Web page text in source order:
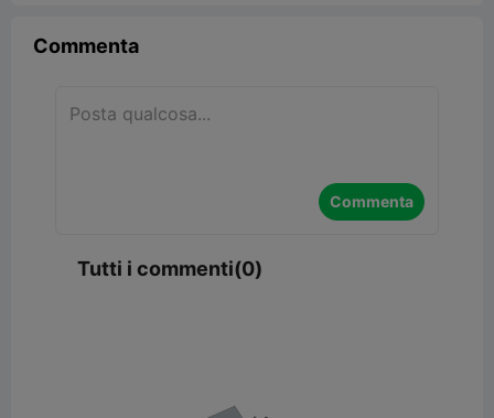
Commenta
Commenta
Tutti i commenti(0)